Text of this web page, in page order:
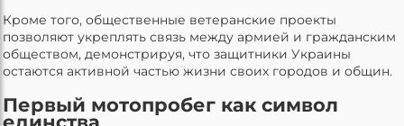
Кроме того, общественные ветеранские проекты
позволяют укреплять связь между армией и гражданским
обществом, демонстрируя, что защитники Украины
остаются активной частью жизни своих городов и общин.
Первый мотопробег как символ